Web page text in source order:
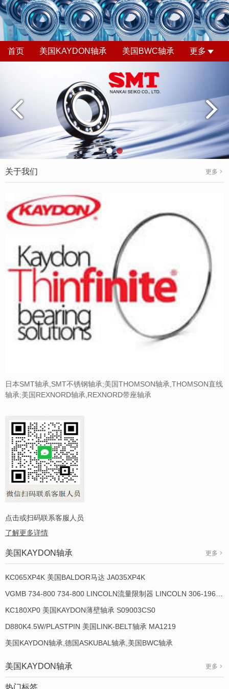
首页 美国KAYDON轴承 美国BWC轴承 更多
关于我们 更多
日本SMT轴承,SMT不锈钢轴承;美国THOMSON轴承,THOMSON直线
轴承;美国REXNORD轴承,REXNORD带座轴承
点击或扫码联系客服人员
了解更多详情
美国KAYDON轴承 更多
KC065XP4K 美国BALDOR马达 JA035XP4K
KC180XP0 美国KAYDON薄壁轴承 S09003CS0
D880K4.5W/PLASTPIN 美国LINK-BELT轴承 MA1219
美国KAYDON轴承,德国ASKUBAL轴承,美国BWC轴承
美国KAYDON轴承 更多
热门标签